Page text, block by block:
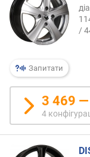
Запитати
/
3 469
4